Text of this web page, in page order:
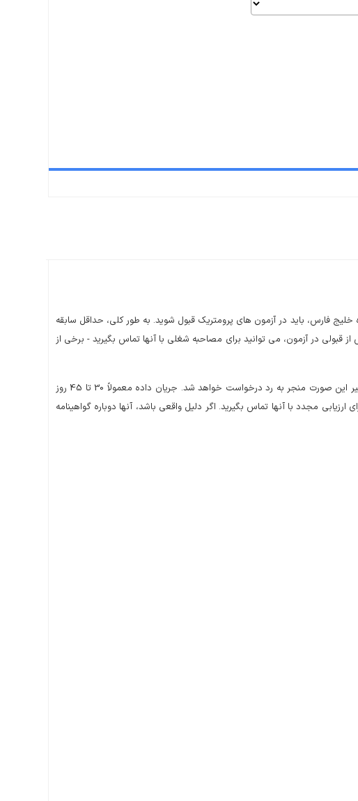
فارس، باید در آزمون های پرومتریک قبول شوید. به طور کلی، حداقل سابقه
در آزمون، می توانید برای مصاحبه شغلی با آنها تماس بگیرید - برخی از
فرآیند درخواست پرومتریک و جریان داده مهمترین عامل در هنگام ثبت نام است. تکمیل آن بدون هیچ گونه اشتباهی بسیار مهم است، در غیر این صورت منجر به رد درخواست خواهد شد. جریان داده معمولاً 30 تا 45 روز
مجدد با آنها تماس بگیرید. اگر دلیل واقعی باشد، آنها دوباره گواهینامه